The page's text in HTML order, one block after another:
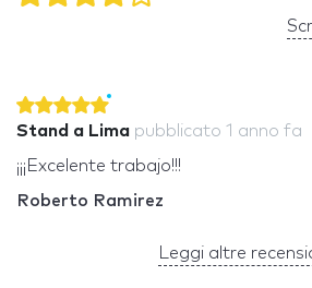
Stand a Lima pubblicato 1 anno fa
¡¡¡Excelente trabajo!!!
Roberto Ramirez
Leggi altre